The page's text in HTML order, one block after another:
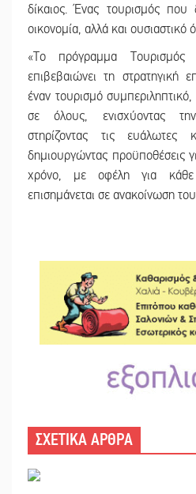
δίκαιος. Ένας τουρισμός που
οικονομία, αλλά και ουσιαστικό
«Το πρόγραμμα
επιβεβαιώνει τη στρατηγική
έναν τουρισμό
σε όλους, ενισχύοντας την
στηρίζοντας τις ευάλωτες
δημιουργώντας προϋποθέσεις
χρόνο, με οφέλη για
επισημάνεται σε ανακοίνωση
ΣΧΕΤΙΚΑ ΑΡΘΡΑ